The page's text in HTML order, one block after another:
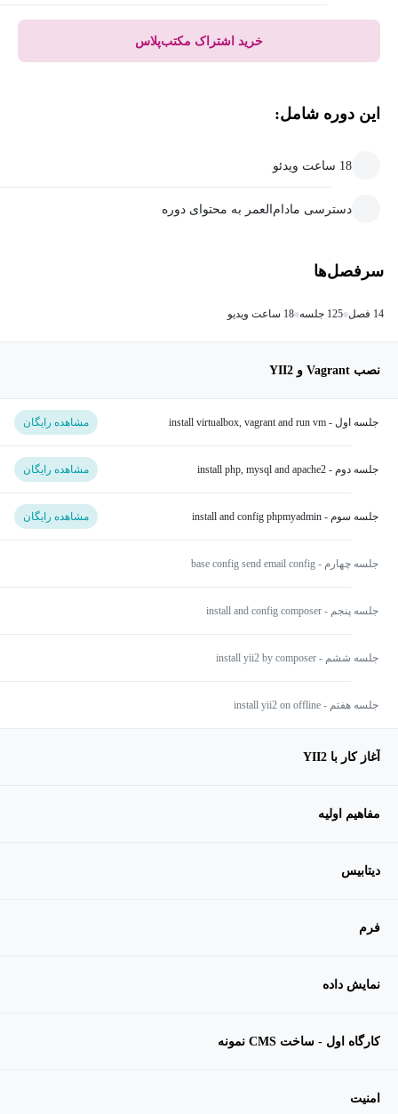
خرید اشتراک مکتب‌پلاس
این دوره شامل:
18 ساعت ویدئو
دسترسی مادام‌العمر به محتوای دوره
سرفصل‌ها
14 فصل 125 جلسه 18 ساعت ویدیو
نصب Vagrant و YII2
جلسه اول - install virtualbox, vagrant and run vm مشاهده رایگان
جلسه دوم - install php, mysql and apache2 مشاهده رایگان
جلسه سوم - install and config phpmyadmin مشاهده رایگان
جلسه چهارم - base config send email config
جلسه پنجم - install and config composer
جلسه ششم - install yii2 by composer
جلسه هفتم - install yii2 on offline
آغاز کار با YII2
مفاهیم اولیه
دیتابیس
فرم
نمایش داده
کارگاه اول - ساخت CMS نمونه
امنیت